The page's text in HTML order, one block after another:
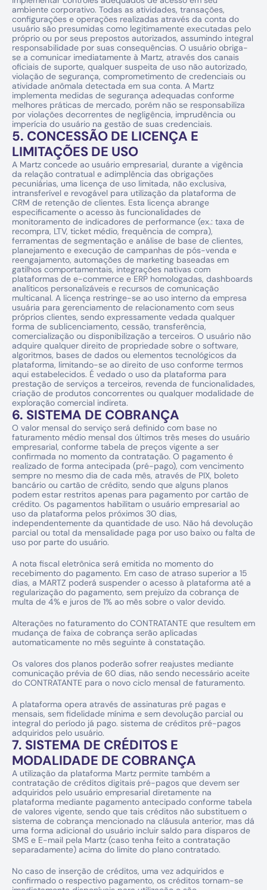
ambiente corporativo. Todas as atividades, transações,
configurações e operações realizadas através da conta do
usuário são presumidas como legitimamente executadas pelo
próprio ou por seus prepostos autorizados, assumindo integral
responsabilidade por suas consequências. O usuário obriga-
se a comunicar imediatamente à Martz, através dos canais
oficiais de suporte, qualquer suspeita de uso não autorizado,
violação de segurança, comprometimento de credenciais ou
atividade anômala detectada em sua conta. A Martz
implementa medidas de segurança adequadas conforme
melhores práticas de mercado, porém não se responsabiliza
por violações decorrentes de negligência, imprudência ou
imperícia do usuário na gestão de suas credenciais.
5. CONCESSÃO DE LICENÇA E
LIMITAÇÕES DE USO
A Martz concede ao usuário empresarial, durante a vigência
da relação contratual e adimplência das obrigações
pecuniárias, uma licença de uso limitada, não exclusiva,
intransferível e revogável para utilização da plataforma de
CRM de retenção de clientes. Esta licença abrange
especificamente o acesso às funcionalidades de
monitoramento de indicadores de performance (ex.: taxa de
recompra, LTV, ticket médio, frequência de compra),
ferramentas de segmentação e análise de base de clientes,
planejamento e execução de campanhas de pós-venda e
reengajamento, automações de marketing baseadas em
gatilhos comportamentais, integrações nativas com
plataformas de e-commerce e ERP homologadas, dashboards
analíticos personalizáveis e recursos de comunicação
multicanal. A licença restringe-se ao uso interno da empresa
usuária para gerenciamento de relacionamento com seus
próprios clientes, sendo expressamente vedada qualquer
forma de sublicenciamento, cessão, transferência,
comercialização ou disponibilização a terceiros. O usuário não
adquire qualquer direito de propriedade sobre o software,
algoritmos, bases de dados ou elementos tecnológicos da
plataforma, limitando-se ao direito de uso conforme termos
aqui estabelecidos. É vedado o uso da plataforma para
prestação de serviços a terceiros, revenda de funcionalidades,
criação de produtos concorrentes ou qualquer modalidade de
exploração comercial indireta.
6. SISTEMA DE COBRANÇA
O valor mensal do serviço será definido com base no
faturamento médio mensal dos últimos três meses do usuário
empresarial, conforme tabela de preços vigente a ser
confirmada no momento da contratação. O pagamento é
realizado de forma antecipada (pré-pago), com vencimento
sempre no mesmo dia de cada mês, através de PIX, boleto
bancário ou cartão de crédito, sendo que alguns planos
podem estar restritos apenas para pagamento por cartão de
crédito. Os pagamentos habilitam o usuário empresarial ao
uso da plataforma pelos próximos 30 dias,
independentemente da quantidade de uso. Não há devolução
parcial ou total da mensalidade paga por uso baixo ou falta de
uso por parte do usuário.
A nota fiscal eletrônica será emitida no momento do
recebimento do pagamento. Em caso de atraso superior a 15
dias, a MARTZ poderá suspender o acesso à plataforma até a
regularização do pagamento, sem prejuízo da cobrança de
multa de 4% e juros de 1% ao mês sobre o valor devido.
Alterações no faturamento do CONTRATANTE que resultem em
mudança de faixa de cobrança serão aplicadas
automaticamente no mês seguinte à constatação.
Os valores dos planos poderão sofrer reajustes mediante
comunicação prévia de 60 dias, não sendo necessário aceite
do CONTRATANTE para o novo ciclo mensal de faturamento.
A plataforma opera através de assinaturas pré pagas e
mensais, sem fidelidade mínima e sem devolução parcial ou
integral do período já pago. sistema de créditos pré-pagos
adquiridos pelo usuário.
7. SISTEMA DE CRÉDITOS E
MODALIDADE DE COBRANÇA
A utilização da plataforma Martz permite também a
contratação de créditos digitais pré-pagos que devem ser
adquiridos pelo usuário empresarial diretamente na
plataforma mediante pagamento antecipado conforme tabela
de valores vigente, sendo que tais créditos não substituem o
sistema de cobrança mencionado na cláusula anterior, mas dá
uma forma adicional do usuário incluir saldo para disparos de
SMS e E-mail pela Martz (caso tenha feito a contratação
separadamente) acima do limite do plano contratado.
No caso de inserção de créditos, uma vez adquiridos e
confirmado o respectivo pagamento, os créditos tornam-se